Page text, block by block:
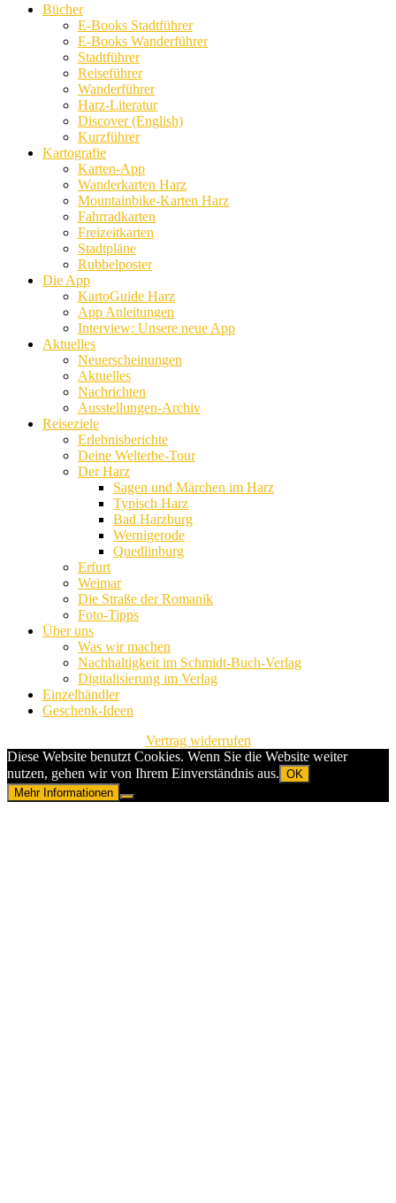
Bücher
E-Books Stadtführer
E-Books Wanderführer
Stadtführer
Reiseführer
Wanderführer
Harz-Literatur
Discover (English)
Kurzführer
Kartografie
Karten-App
Wanderkarten Harz
Mountainbike-Karten Harz
Fahrradkarten
Freizeitkarten
Stadtpläne
Rubbelposter
Die App
KartoGuide Harz
App Anleitungen
Interview: Unsere neue App
Aktuelles
Neuerscheinungen
Aktuelles
Nachrichten
Ausstellungen-Archiv
Reiseziele
Erlebnisberichte
Deine Welterbe-Tour
Der Harz
Sagen und Märchen im Harz
Typisch Harz
Bad Harzburg
Wernigerode
Quedlinburg
Erfurt
Weimar
Die Straße der Romanik
Foto-Tipps
Über uns
Was wir machen
Nachhaltigkeit im Schmidt-Buch-Verlag
Digitalisierung im Verlag
Einzelhändler
Geschenk-Ideen
Vertrag widerrufen
Diese Website benutzt Cookies. Wenn Sie die Website weiter
nutzen, gehen wir von Ihrem Einverständnis aus. OK
Mehr Informationen